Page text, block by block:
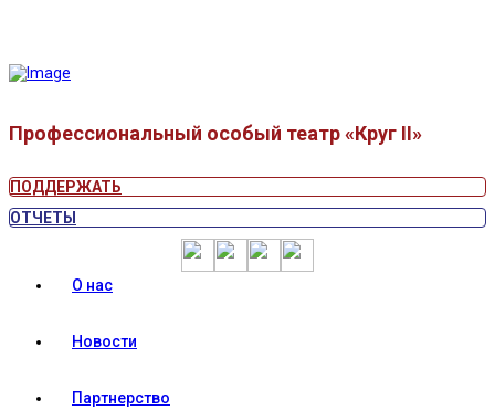
Профессиональный особый театр «Круг II»
ПОДДЕРЖАТЬ
ОТЧЕТЫ
О нас
Новости
Партнерство